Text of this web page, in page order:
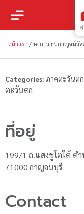
หน้าแรก / หจก. ว.ธนกาญจน์วัส
Categories: ภาคตะวันตก
ตะวันตก
ที่อยู่
199/1 ถ.แสงชูโตใต้ ต
71000 กาญจนบุรี
Contact